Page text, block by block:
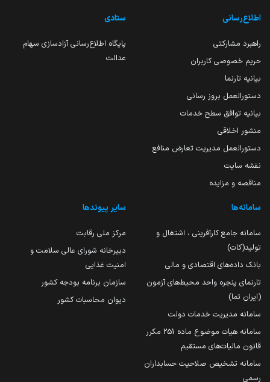
اطلاع‌رسانی
راهبرد مشارکتی
حریم خصوصی کاربران
بیانیه تارنما
دستورالعمل بروز رسانی
بیانیه توافق سطح خدمات
منشور اخلاقی
دستورالعمل مدیریت تعارض منافع
نقشه سایت
مناقصه و مزایده
ستادی
پایگاه اطلاع‌رسانی آزادسازی سهام
عدالت
سامانه‌ها
سامانه جامع کارآفرینی ، اشتغال و
تولید(کات)
بانک داده‌های اقتصادی و مالی
تارنمای پنجره واحد محیط‌های آزمون
(ایران تما)
سامانه مدیریت خدمات دولت
سامانه هیات موضوع ماده 251 مکرر
قانون مالیات‌های مستقیم
سامانه تشخیص صلاحیت حسابداران
رسمی
سایر پیوندها
مرکز ملی رقابت
دبیرخانه شورای عالی سلامت و
امنیت غذایی
سازمان برنامه بودجه کشور
دیوان محاسبات کشور